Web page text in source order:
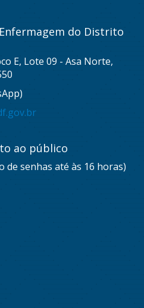
do Distrito
E, Lote 09 - Asa Norte,
ao público
de senhas até às 16 horas)